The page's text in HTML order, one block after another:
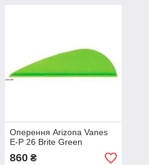
Оперення Arizona Vanes
E-P 26 Brite Green
860 ₴